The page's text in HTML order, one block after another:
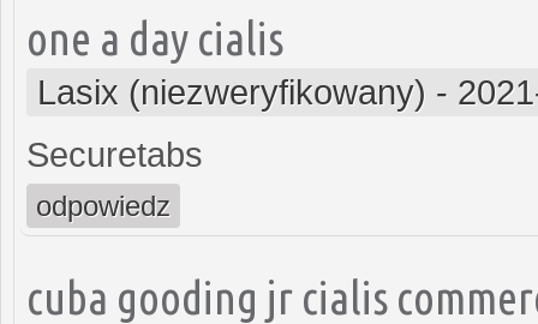
one a day cialis
Lasix (niezweryfikowany) -
Securetabs
odpowiedz
cuba gooding jr cialis